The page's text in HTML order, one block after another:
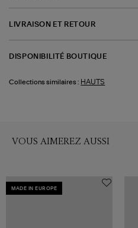
LIVRAISON ET RETOUR
DISPONIBILITÉ BOUTIQUE
Collections similaires : HAUTS
VOUS AIMEREZ AUSSI
MADE IN EUROPE